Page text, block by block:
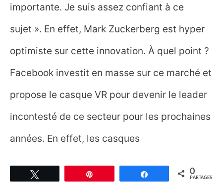
importante. Je suis assez confiant à ce
sujet ». En effet, Mark Zuckerberg est hyper
optimiste sur cette innovation. À quel point ?
Facebook investit en masse sur ce marché et
propose le casque VR pour devenir le leader
incontesté de ce secteur pour les prochaines
années. En effet, les casques
Partagez 0
PARTAGES